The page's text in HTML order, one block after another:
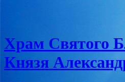
Храм Святого
Князя